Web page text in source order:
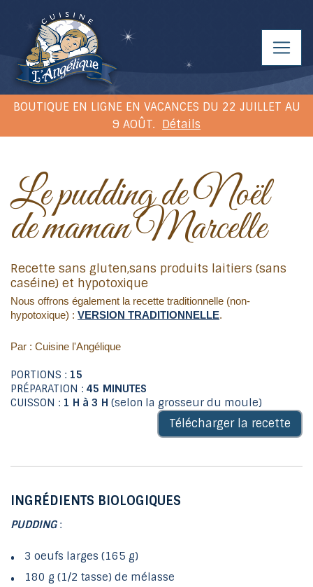
BOUTIQUE EN LIGNE EN VACANCES DU 22 JUILLET AU
9 AOÛT. Détails
Le pudding de Noël
de maman Marcelle
Recette sans gluten,sans produits laitiers (sans
caséine) et hypotoxique
Nous offrons également la recette traditionnelle (non-
hypotoxique) : VERSION TRADITIONNELLE.
Par : Cuisine l'Angélique
PORTIONS : 15
PRÉPARATION : 45 MINUTES
CUISSON : 1 H à 3 H (selon la grosseur du moule)
Télécharger la recette
INGRÉDIENTS BIOLOGIQUES
PUDDING:
3 oeufs larges (165 g)
180 g (1/2 tasse) de mélasse